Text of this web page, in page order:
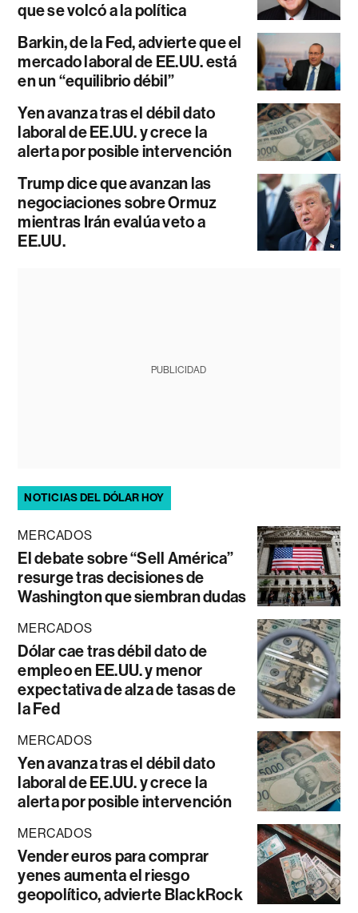
que se volcó a la política
Barkin, de la Fed, advierte que el
mercado laboral de EE.UU. está
en un “equilibrio débil”
Yen avanza tras el débil dato
laboral de EE.UU. y crece la
alerta por posible intervención
Trump dice que avanzan las
negociaciones sobre Ormuz
mientras Irán evalúa veto a
EE.UU.
PUBLICIDAD
NOTICIAS DEL DÓLAR HOY
MERCADOS
El debate sobre “Sell América”
resurge tras decisiones de
Washington que siembran dudas
MERCADOS
Dólar cae tras débil dato de
empleo en EE.UU. y menor
expectativa de alza de tasas de
la Fed
MERCADOS
Yen avanza tras el débil dato
laboral de EE.UU. y crece la
alerta por posible intervención
MERCADOS
Vender euros para comprar
yenes aumenta el riesgo
geopolítico, advierte BlackRock